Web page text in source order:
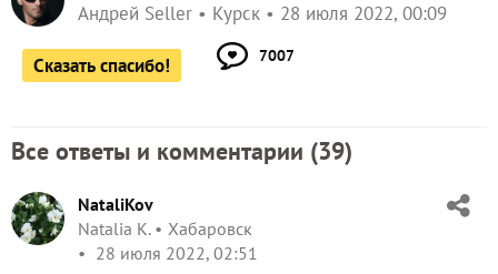
Андрей Seller Курск 28 июля 2022, 00:09
Сказать спасибо! 7007
Все ответы и комментарии (39)
NataliKov
Natalia K.
Хабаровск
28 июля 2022, 02:51